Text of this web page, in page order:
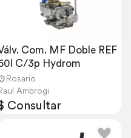
Com. MF Doble REF
C/3p Hydrom
Rosario
Ambrogi
Consultar